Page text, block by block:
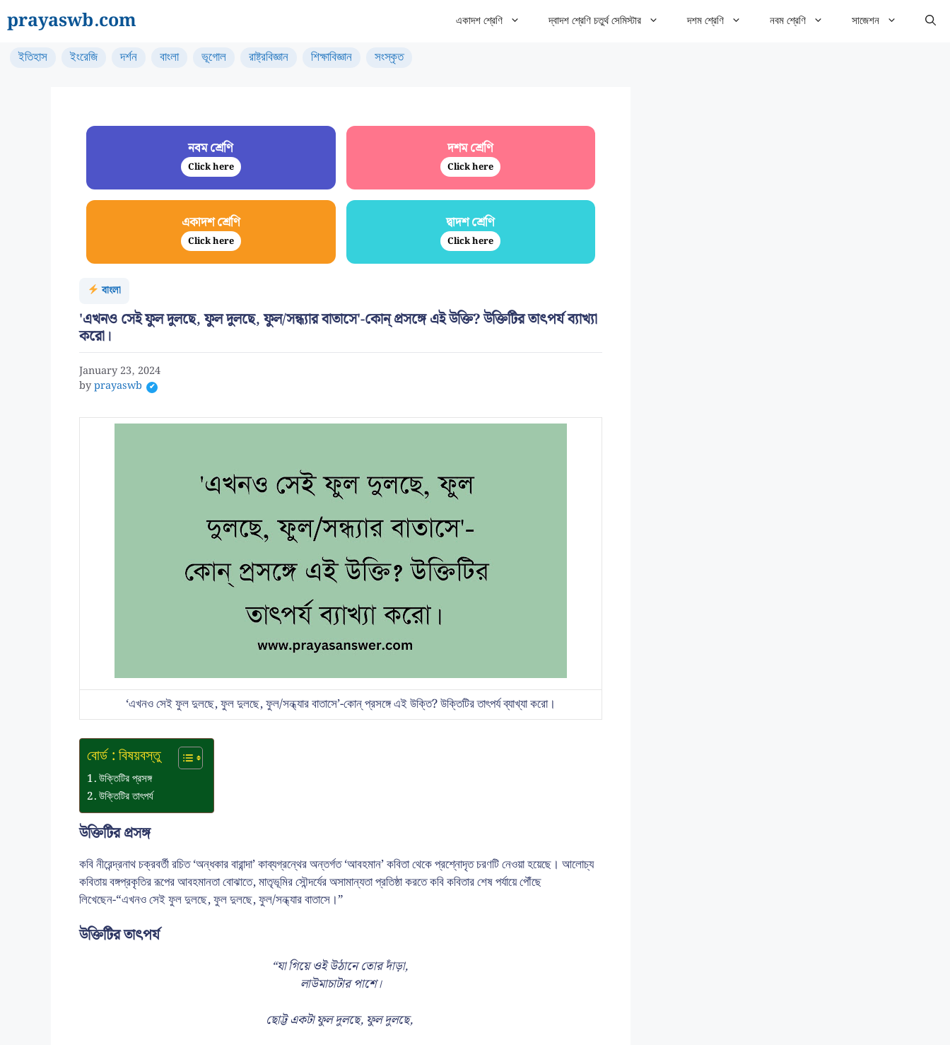
to
content
prayaswb.com একাদশ শ্রেণি দ্বাদশ শ্রেণি চতুর্থ সেমিস্টার দশম শ্রেণি নবম শ্রেণি সাজেশন
ইতিহাস ইংরেজি দর্শন বাংলা ভূগোল রাষ্ট্রবিজ্ঞান শিক্ষাবিজ্ঞান সংস্কৃত
নবম শ্রেণি
Click here
দশম শ্রেণি
Click here
একাদশ শ্রেণি
Click here
দ্বাদশ শ্রেণি
Click here
বাংলা
'এখনও সেই ফুল দুলছে, ফুল দুলছে, ফুল/সন্ধ্যার বাতাসে'-কোন্ প্রসঙ্গে এই উক্তি? উক্তিটির তাৎপর্য ব্যাখ্যা
করো।
January 23, 2024
byprayaswb
‘এখনও সেই ফুল দুলছে, ফুল দুলছে, ফুল/সন্ধ্যার বাতাসে’-কোন্ প্রসঙ্গে এই উক্তি? উক্তিটির তাৎপর্য ব্যাখ্যা করো।
বোর্ড : বিষয়বস্তু
উক্তিটির প্রসঙ্গ
উক্তিটির তাৎপর্য
উক্তিটির প্রসঙ্গ
কবি নীরেন্দ্রনাথ চক্রবর্তী রচিত ‘অন্ধকার বারান্দা’ কাব্যগ্রন্থের অন্তর্গত ‘আবহমান’ কবিতা থেকে প্রশ্নোদৃত চরণটি নেওয়া হয়েছে। আলোচ্য
কবিতায় বঙ্গপ্রকৃতির রূপের আবহমানতা বোঝাতে, মাতৃভূমির সৌন্দর্যের অসামান্যতা প্রতিষ্ঠা করতে কবি কবিতার শেষ পর্যায়ে পৌঁছে
লিখেছেন-“এখনও সেই ফুল দুলছে, ফুল দুলছে, ফুল/সন্ধ্যার বাতাসে।”
উক্তিটির তাৎপর্য
“যা গিয়ে ওই উঠানে তোর দাঁড়া,
লাউমাচাটার পাশে।
ছোট্ট একটা ফুল দুলছে, ফুল দুলছে,